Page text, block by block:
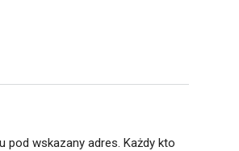
pod wskazany adres. Każdy kto